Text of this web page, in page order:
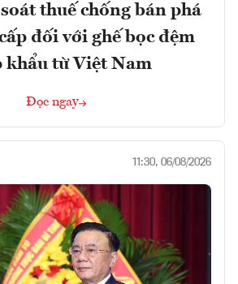
thuế chống bán phá
đối với ghế bọc đệm
khẩu từ Việt Nam
Đọc ngay
11:30, 06/08/2026